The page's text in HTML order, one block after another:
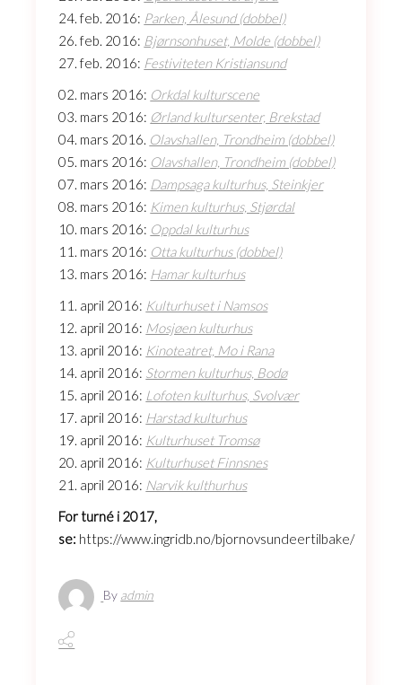
24. feb. 2016: Parken, Ålesund (dobbel)
26. feb. 2016: Bjørnsonhuset, Molde (dobbel)
27. feb. 2016: Festiviteten Kristiansund
02. mars 2016: Orkdal kulturscene
03. mars 2016: Ørland kultursenter, Brekstad
04. mars 2016. Olavshallen, Trondheim (dobbel)
05. mars 2016: Olavshallen, Trondheim (dobbel)
07. mars 2016: Dampsaga kulturhus, Steinkjer
08. mars 2016: Kimen kulturhus, Stjørdal
10. mars 2016: Oppdal kulturhus
11. mars 2016: Otta kulturhus (dobbel)
13. mars 2016: Hamar kulturhus
11. april 2016: Kulturhuset i Namsos
12. april 2016: Mosjøen kulturhus
13. april 2016: Kinoteatret, Mo i Rana
14. april 2016: Stormen kulturhus, Bodø
15. april 2016: Lofoten kulturhus, Svolvær
17. april 2016: Harstad kulturhus
19. april 2016: Kulturhuset Tromsø
20. april 2016: Kulturhuset Finnsnes
21. april 2016: Narvik kulthurhus
For turné i 2017,
se: https://www.ingridb.no/bjornovsundeertilbake/
By admin